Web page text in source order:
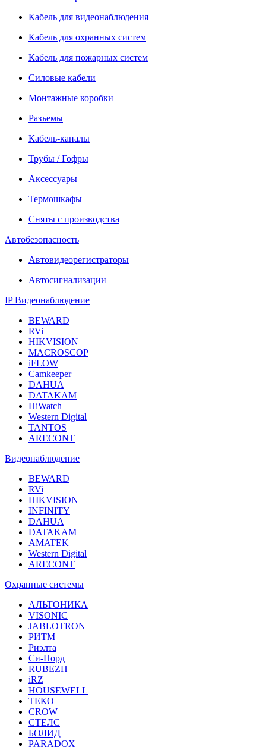
Кабель для видеонаблюдения
Кабель для охранных систем
Кабель для пожарных систем
Силовые кабели
Монтажные коробки
Разъемы
Кабель-каналы
Трубы / Гофры
Аксессуары
Термошкафы
Сняты с производства
Автобезопасность
Автовидеорегистраторы
Автосигнализации
IP Видеонаблюдение
BEWARD
RVi
HIKVISION
MACROSCOP
iFLOW
Camkeeper
DAHUA
DATAKAM
HiWatch
Western Digital
TANTOS
ARECONT
Видеонаблюдение
BEWARD
RVi
HIKVISION
INFINITY
DAHUA
DATAKAM
AMATEK
Western Digital
ARECONT
Охранные системы
АЛЬТОНИКА
VISONIC
JABLOTRON
РИТМ
Риэлта
Си-Норд
RUBEZH
iRZ
HOUSEWELL
ТЕКО
CROW
СТЕЛС
БОЛИД
PARADOX